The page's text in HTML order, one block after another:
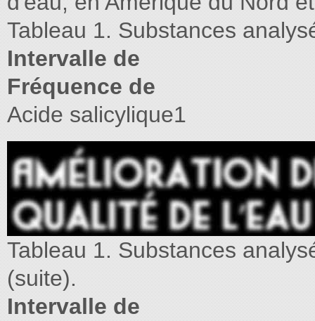
Tableau 1. Substances
Intervalle de
Fréquence de
Acide salicylique1
Tableau 1. Substances
(suite).
Intervalle de